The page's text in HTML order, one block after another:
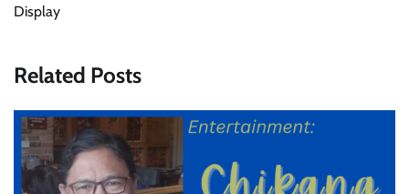
Display
Related Posts